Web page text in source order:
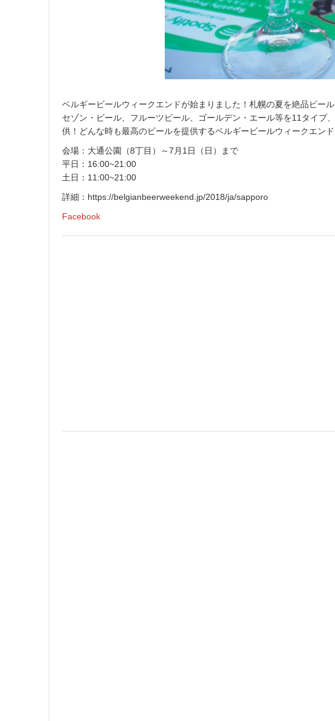
ベルギービールウィークエンドが始まりました！札幌の夏を絶品ビー
セゾン・ビール、フルーツビール、ゴールデン・エール等を11タイプ
供！どんな時も最高のビールを提供するベルギービールウィークエンド
会場：大通公園（8丁目）～7月1日（日）まで
平日：16:00~21:00
土日：11:00~21:00
詳細：https://belgianbeerweekend.jp/2018/ja/sapporo
Facebook